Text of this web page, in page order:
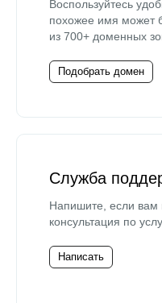
Воспользуйтесь
похожее имя может
из 700+ доменных
Подобрать домен
Служба
Напишите, если
консультация по
Написать